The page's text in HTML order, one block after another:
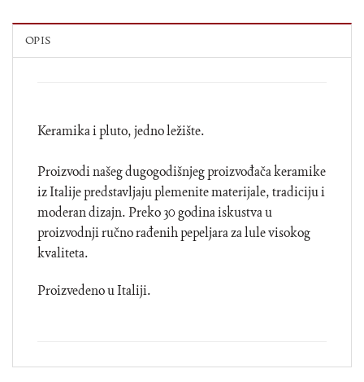
OPIS
Keramika i pluto, jedno ležište.
Proizvodi našeg dugogodišnjeg proizvođača keramike
iz Italije predstavljaju plemenite materijale, tradiciju i
moderan dizajn. Preko 30 godina iskustva u
proizvodnji ručno rađenih pepeljara za lule visokog
kvaliteta.
Proizvedeno u Italiji.